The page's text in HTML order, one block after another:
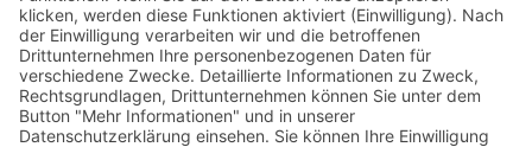
8. Oktober 2025
sofort lieferbar
288 Seiten, 12,5 x 20,5 cm
14,– €